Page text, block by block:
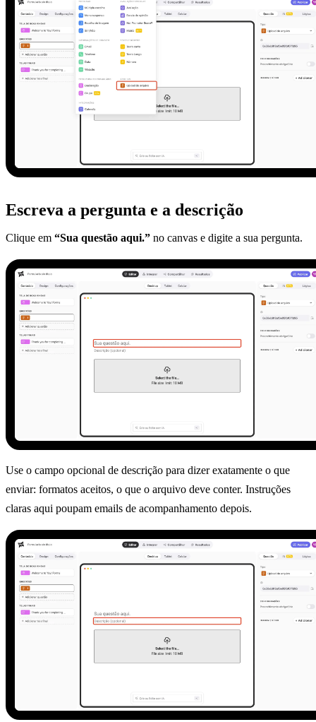
Escreva a pergunta e a descrição
Clique em “Sua questão aqui.” no canvas e digite a sua pergunta.
Use o campo opcional de descrição para dizer exatamente o que
enviar: formatos aceitos, o que o arquivo deve conter. Instruções
claras aqui poupam emails de acompanhamento depois.